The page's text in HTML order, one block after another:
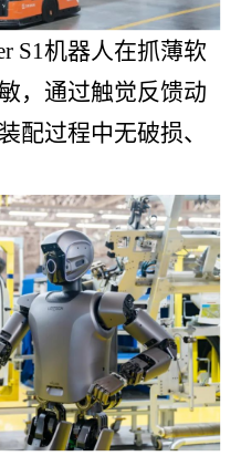
S1机器人在抓薄软
，通过触觉反馈动
配过程中无破损、